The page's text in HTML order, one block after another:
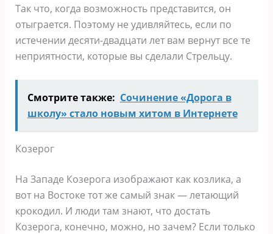
Так что, когда возможность представится, он
отыграется. Поэтому не удивляйтесь, если по
истечении десяти-двадцати лет вам вернут все те
неприятности, которые вы сделали Стрельцу.
Смотрите также: Сочинение «Дорога в
школу» стало новым хитом в Интернете
Козерог
На Западе Козерога изображают как козлика, а
вот на Востоке тот же самый знак ― летающий
крокодил. И люди там знают, что достать
Козерога, конечно, можно, но зачем? Если только